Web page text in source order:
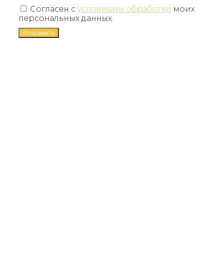
Согласен с условиями обработки моих
персональных данных.
Отправить